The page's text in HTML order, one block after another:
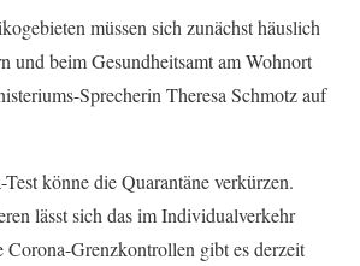
müssen sich zunächst häuslich
und beim Gesundheitsamt am Wohnort
Sprecherin Theresa Schmotz auf
könne die Quarantäne verkürzen.
lässt sich das im Individualverkehr
Corona-Grenzkontrollen gibt es derzeit